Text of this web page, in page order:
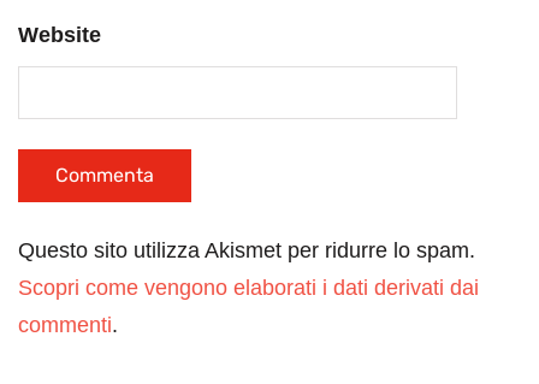
Website
Questo sito utilizza Akismet per ridurre lo spam.
Scopri come vengono elaborati i dati derivati dai
commenti.